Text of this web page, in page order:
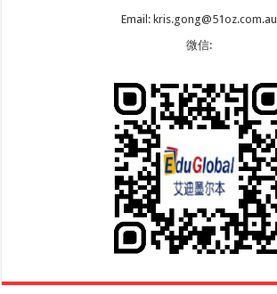
Email: kris.gong@51oz.com.au
微信: